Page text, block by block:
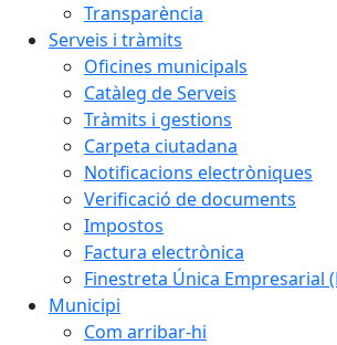
Transparència
Serveis i tràmits
Oficines municipals
Catàleg de Serveis
Tràmits i gestions
Carpeta ciutadana
Notificacions electròniques
Verificació de documents
Impostos
Factura electrònica
Finestreta Única Empresarial
Municipi
Com arribar-hi